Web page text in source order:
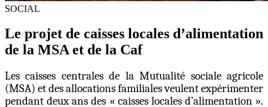
SOCIAL
Le projet de caisses locales d’alimentation
de la MSA et de la Caf
Les caisses centrales de la Mutualité sociale agricole
(MSA) et des allocations familiales veulent expérimenter
pendant deux ans des « caisses locales d’alimentation ».